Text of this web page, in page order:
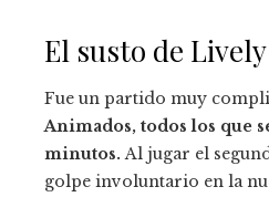
El susto de Lively
Fue un partido muy
Animados, todos los que
minutos.Al jugar el
golpe involuntario en la